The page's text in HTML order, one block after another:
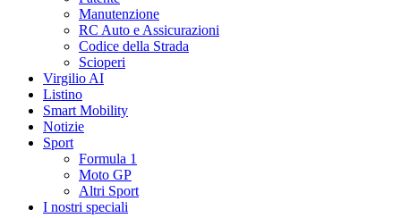
Manutenzione
RC Auto e Assicurazioni
Codice della Strada
Scioperi
Virgilio AI
Listino
Smart Mobility
Notizie
Sport
Formula 1
Moto GP
Altri Sport
I nostri speciali